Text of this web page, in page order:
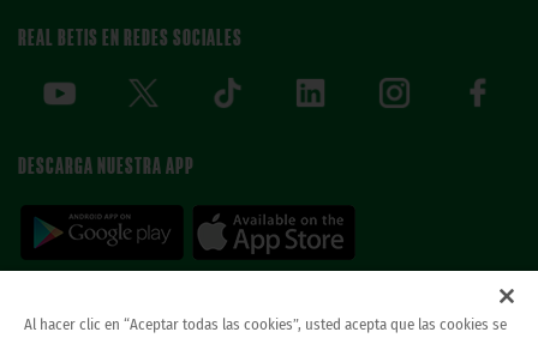
REAL BETIS EN REDES SOCIALES
DESCARGA NUESTRA APP
Al hacer clic en “Aceptar todas las cookies”, usted acepta que las cookies se